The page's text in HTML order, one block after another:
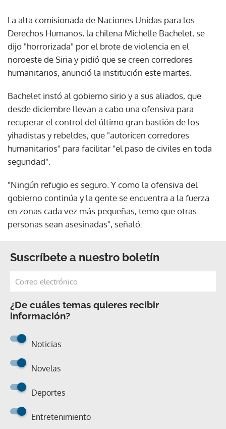
La alta comisionada de Naciones Unidas para los
Derechos Humanos, la chilena Michelle Bachelet, se
dijo "horrorizada" por el brote de violencia en el
noroeste de Siria y pidió que se creen corredores
humanitarios, anunció la institución este martes.
Bachelet instó al gobierno sirio y a sus aliados, que
desde diciembre llevan a cabo una ofensiva para
recuperar el control del último gran bastión de los
yihadistas y rebeldes, que "autoricen corredores
humanitarios" para facilitar "el paso de civiles en toda
seguridad".
"Ningún refugio es seguro. Y como la ofensiva del
gobierno continúa y la gente se encuentra a la fuerza
en zonas cada vez más pequeñas, temo que otras
personas sean asesinadas", señaló.
Suscríbete a nuestro boletín
¿De cuáles temas quieres recibir
información?
Noticias
Novelas
Deportes
Entretenimiento